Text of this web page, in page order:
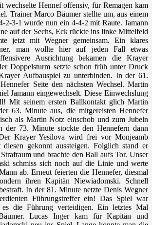
wechselte Hennef offensiv, für Remagen kam
Trainer Marco Bäumer stellte um, aus einem
2-3-1 wurde nun ein 4-4-2 mit Raute. Jamann
auf der Sechs, Eck rückte ins linke Mittelfeld
jetzt mit Wegner gemeinsam. Ein klares
man wollte hier auf jeden Fall etwas
Ausrichtung bekamen die Krayer
Doppelsturm setzte schon früh unter Druck
Aufbauspiel zu unterbinden. In der 61.
Seite den nächsten Wechsel. Martin
Jamann eingewechselt. Diese Einwechslung
Mit seinem ersten Ballkontakt glich Martin
63. Minute aus, die mitgereisten Hennefer
als Martin Notz einschob und zum Jubeln
der 73. Minute stockte den Hennefern dann
Krayer Yesilova wird frei vor Monjeamb
diesen gekonnt aussteigen. Folglich stand er
und brachte den Ball aufs Tor. Unser
schmiss sich noch auf die Linie und werte
ab. Erneut feierten die Hennefer, diesmal
ihren Kapitän Niewiadomski. Schnell
In der 81. Minute netzte Denis Wegner
Führungstreffer ein! Das Spiel war
die Führung verteidigen. Ein letztes Mal
Lucas Inger kam für Kapitän und